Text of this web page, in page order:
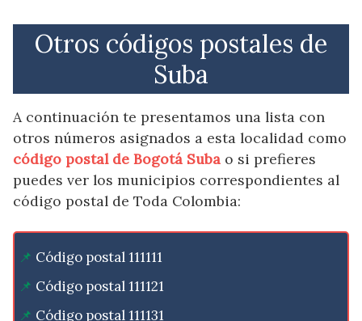
Otros códigos postales de
Suba
A continuación te presentamos una lista con
otros números asignados a esta localidad como
código postal de Bogotá Suba o si prefieres
puedes ver los municipios correspondientes al
código postal de Toda Colombia:
Código postal 111111
Código postal 111121
Código postal 111131